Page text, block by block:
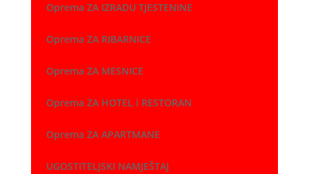
Oprema ZA IZRADU TJESTENINE
Oprema ZA RIBARNICE
Oprema ZA MESNICE
Oprema ZA HOTEL i RESTORAN
Oprema ZA APARTMANE
UGOSTITELJSKI NAMJEŠTAJ